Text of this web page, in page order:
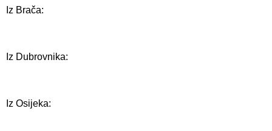
Iz Brača:
Iz Dubrovnika:
Iz Osijeka: